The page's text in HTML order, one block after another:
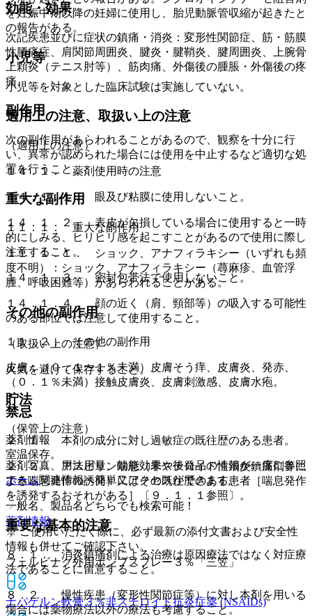
を妊娠中期以降の妊婦に使用し、胎児動脈管収縮が起きたと
の報告がある。
小児等
小児等を対象とした臨床試験は実施していない。
適用上の注意、取扱い上の注意
（適用上の注意）
１４．１． 薬剤使用時の注意
１４．１．１． 眼及び粘膜に使用しないこと。
１４．１．２． 表皮が欠損している場合に使用すると一時
的にしみる、ヒリヒリ感を起こすことがあるので使用に際し
注意すること。
１４．１．３． 密封包帯法で使用しないこと。
１４．１．４． 顔の近く（肩、頸部等）の吸入する可能性
のある部位では注意して使用すること。
（取扱い上の注意）
火気を避けて保存すること。
貯法
（保管上の注意）
室温保存。
ホーム
薬剤情報
フェルビナク外用ポンプスプレー３％「三笠」
ナパゲルン軟膏３％非ステロイド抗炎症薬 (NSAIDs)
効能・効果
次記疾患並びに症状の鎮痛・消炎：変形性関節症、筋・筋膜
性腰痛症、肩関節周囲炎、腱炎・腱鞘炎、腱周囲炎、上腕骨
上顆炎（テニス肘等）、筋肉痛、外傷後の腫脹・外傷後の疼
痛。
副作用
次の副作用があらわれることがあるので、観察を十分に行
い、異常が認められた場合には使用を中止するなど適切な処
置を行うこと。
重大な副作用
１１．１． 重大な副作用
１１．１．１． ショック、アナフィラキシー（いずれも頻
度不明）：ショック、アナフィラキシー（蕁麻疹、血管浮
腫、呼吸困難等）があらわれることがある。
その他の副作用
１１．２． その他の副作用
皮膚：（０．１〜１％未満）皮膚そう痒、皮膚炎、発赤、
（０．１％未満）接触皮膚炎、皮膚刺激感、皮膚水疱。
禁忌
２．１． 本剤の成分に対し過敏症の既往歴のある患者。
２．２． アスピリン喘息（非ステロイド性消炎鎮痛剤等に
よる喘息発作の誘発）又はその既往歴のある患者［喘息発作
を誘発するおそれがある］〔９．１．１参照〕。
重要な基本的注意
８．１． 消炎鎮痛剤による治療は原因療法ではなく対症療
法であることに留意すること。
８．２． 慢性疾患（変形性関節症等）に対し本剤を用いる
場合には薬物療法以外の療法も考慮すること。
薬剤情報
薬剤写真、用法用量、効能効果や後発品の情報が一度に参照
でき、関連情報へ簡単にアクセスができます。
一般名、製品名どちらでも検索可能！
※ ご使用いただく際に、必ず最新の添付文書および安全性
情報も併せてご確認下さい。